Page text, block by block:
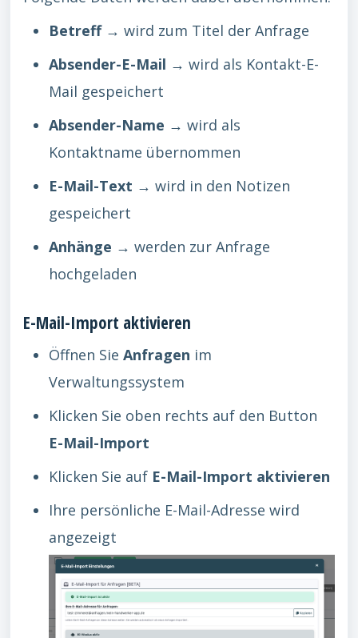
Betreff→ wird zum Titel der Anfrage
Absender-E-Mail → wird als Kontakt-E-
Mail gespeichert
Absender-Name → wird als
Kontaktname übernommen
E-Mail-Text → wird in den Notizen
gespeichert
Anhänge → werden zur Anfrage
hochgeladen
E-Mail-Import aktivieren
Öffnen Sie Anfragen im
Verwaltungssystem
Klicken Sie oben rechts auf den Button
E-Mail-Import
Klicken Sie auf E-Mail-Import aktivieren
Ihre persönliche E-Mail-Adresse wird
angezeigt